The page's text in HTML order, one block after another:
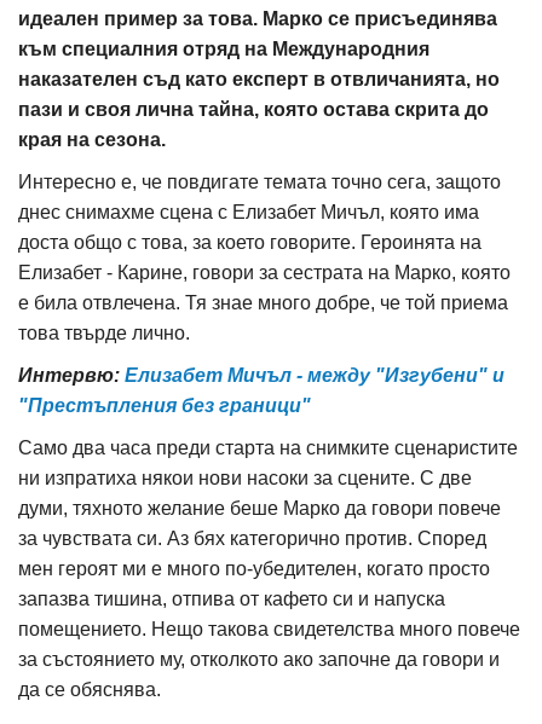
идеален пример за това. Марко се присъединява
към специалния отряд на Международния
наказателен съд като експерт в отвличанията, но
пази и своя лична тайна, която остава скрита до
края на сезона.
Интересно е, че повдигате темата точно сега, защото
днес снимахме сцена с Елизабет Мичъл, която има
доста общо с това, за което говорите. Героинята на
Елизабет - Карине, говори за сестрата на Марко, която
е била отвлечена. Тя знае много добре, че той приема
това твърде лично.
Интервю: Елизабет Мичъл - между "Изгубени" и
"Престъпления без граници"
Само два часа преди старта на снимките сценаристите
ни изпратиха някои нови насоки за сцените. С две
думи, тяхното желание беше Марко да говори повече
за чувствата си. Аз бях категорично против. Според
мен героят ми е много по-убедителен, когато просто
запазва тишина, отпива от кафето си и напуска
помещението. Нещо такова свидетелства много повече
за състоянието му, отколкото ако започне да говори и
да се обяснява.